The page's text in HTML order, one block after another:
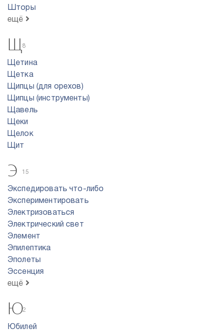
Шторы
ещё
Щ8
Щетина
Щетка
Щипцы (для орехов)
Щипцы (инструменты)
Щавель
Щеки
Щелок
Щит
Э 15
Экспедировать что-либо
Экспериментировать
Электризоваться
Электрический свет
Элемент
Эпилептика
Эполеты
Эссенция
ещё
Ю2
Юбилей